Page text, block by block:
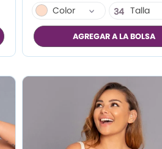
Color
34
36
38
Talla
AGREGAR A LA BOLSA